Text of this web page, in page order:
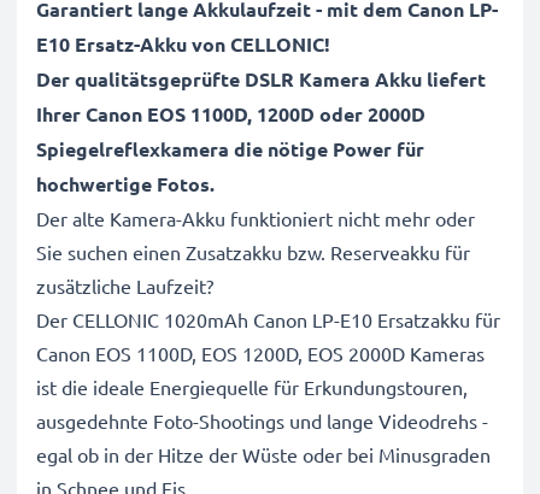
Garantiert lange Akkulaufzeit - mit dem Canon LP-
E10 Ersatz-Akku vonCELLONIC!
Der qualitätsgeprüfte DSLR Kamera Akku liefert
Ihrer Canon EOS 1100D, 1200D oder 2000D
Spiegelreflexkamera die nötige Power für
hochwertige Fotos.
Der alte Kamera-Akku funktioniert nicht mehr oder
Sie suchen einen Zusatzakku bzw. Reserveakku für
zusätzliche Laufzeit?
Der CELLONIC 1020mAh Canon LP-E10 Ersatzakku für
Canon EOS 1100D, EOS 1200D, EOS 2000D Kameras
ist die ideale Energiequelle für Erkundungstouren,
ausgedehnte Foto-Shootings und lange Videodrehs -
egal ob in der Hitze der Wüste oder bei Minusgraden
in Schnee und Eis.